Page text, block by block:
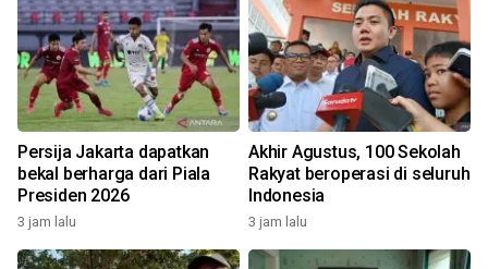
Persija Jakarta dapatkan
bekal berharga dari Piala
Presiden 2026
3 jam lalu
Akhir Agustus, 100 Sekolah
Rakyat beroperasi di seluruh
Indonesia
3 jam lalu